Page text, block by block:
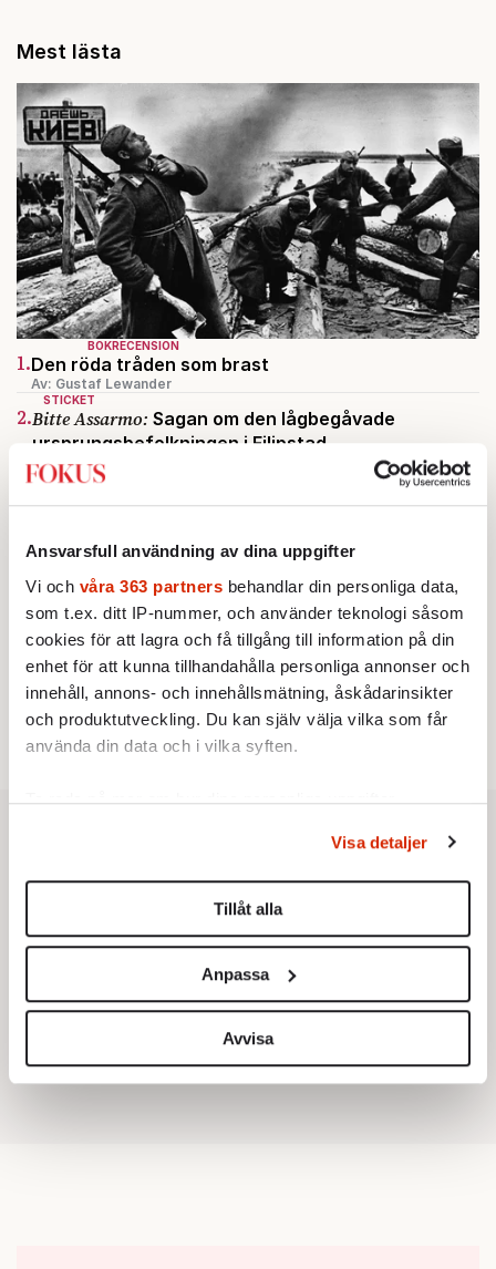
Ansvarsfull användning av dina uppgifter
Vi och våra 363 partners behandlar din personliga data,
som t.ex. ditt IP-nummer, och använder teknologi såsom
cookies för att lagra och få tillgång till information på din
enhet för att kunna tillhandahålla personliga annonser och
innehåll, annons- och innehållsmätning, åskådarinsikter
och produktutveckling. Du kan själv välja vilka som får
använda din data och i vilka syften.
Ta reda på mer om hur dina personliga uppgifter
Du kan ändra eller dra tillbaka ditt samtycke när som
helst från cookie-förklaringen.
Vi använder enhetsidentifierare för att anpassa innehållet
för sociala medier och analysera vår trafik. Vi
vidarebefordrar även sådana identifierare och annan
information från din enhet till de sociala medier och
annons- och analysföretag som vi samarbetar med.
Visa detaljer
Tillåt alla
Anpassa
Avvisa
Mest lästa
BOKRECENSION
1.Den röda tråden som brast
Av: Gustaf Lewander
STICKET
2.Bitte Assarmo: Sagan om den lågbegåvade
ursprungsbefolkningen i Filipstad
KRÖNIKA
3.Frans Wachtmeister:
Ja, AC är ett hot mot den
franska civilisationen
4.Nina Lekander:På ”Kommunisthögskolan” drömde
INRIKES
5.Vattenbristen är här – men var femte liter läcker
ut
KRÖNIKA
6.Sakine Madon: Efter islamistdådet oroar sig
vänstern för Agnes Wold